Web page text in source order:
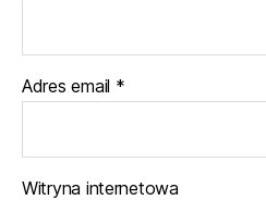
Adres email *
Witryna internetowa